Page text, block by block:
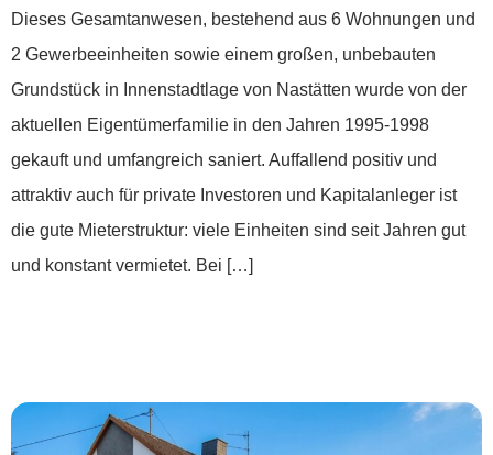
Dieses Gesamtanwesen, bestehend aus 6 Wohnungen und
2 Gewerbeeinheiten sowie einem großen, unbebauten
Grundstück in Innenstadtlage von Nastätten wurde von der
aktuellen Eigentümerfamilie in den Jahren 1995-1998
gekauft und umfangreich saniert. Auffallend positiv und
attraktiv auch für private Investoren und Kapitalanleger ist
die gute Mieterstruktur: viele Einheiten sind seit Jahren gut
und konstant vermietet. Bei […]